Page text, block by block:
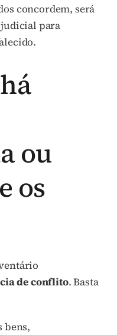
concordem, será
para
ou
os
de conflito. Basta
bens,